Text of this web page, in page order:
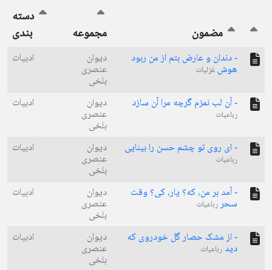
مضمون مجموعه
دسته
بندی
- دندان و عارض بتم از من ربود
هوش غزلیات
دیوان
عنصری
بلخی
ادبیات
- آن لب نمزم گرچه مرا آن سازد
رباعیات
دیوان
عنصری
بلخی
ادبیات
- ای روی تو چشم حسن را بینایی
رباعیات
دیوان
عنصری
بلخی
ادبیات
- آمد بر من، که؟ یار، کی؟ وقت
سحررباعیات
دیوان
عنصری
بلخی
ادبیات
- از مشک حصار گل خودروی که
دید رباعیات
دیوان
عنصری
بلخی
ادبیات